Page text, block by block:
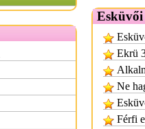
Esküvői
Ekrü
Ne
Férfi